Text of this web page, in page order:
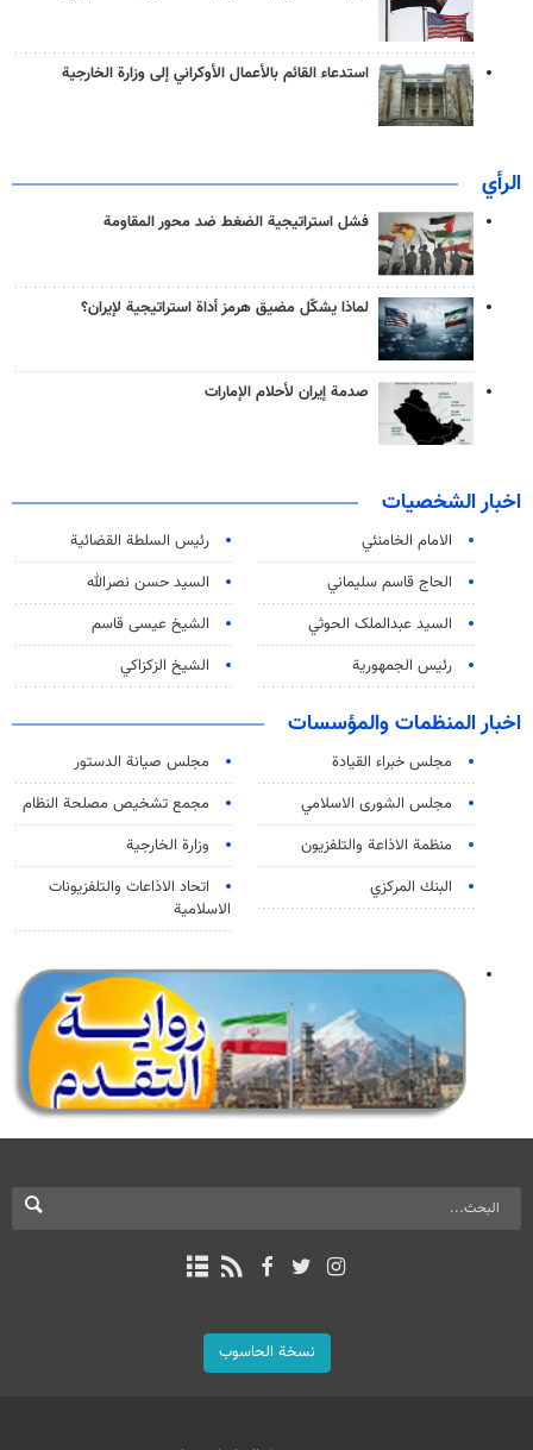
استدعاء القائم بالأعمال الأوكراني إلى وزارة الخارجية
الرأي
فشل استراتيجية الضغط ضد محور المقاومة
لماذا يشكّل مضيق هرمز أداة استراتيجية لإيران؟
صدمة إيران لأحلام الإمارات
اخبار الشخصيات
الامام الخامنئي
رئیس السلطة القضائیة
الحاج قاسم سليماني
السيد حسن نصرالله
السید عبدالملک الحوثي
الشيخ عيسى قاسم
رئيس الجمهورية
الشيخ الزكزاكي
اخبار المنظمات والمؤسسات
مجلس خبراء القيادة
مجلس صيانة الدستور
مجلس الشورى الاسلامي
مجمع تشخيص مصلحة النظام
منظمة الاذاعة والتلفزیون
وزارة الخارجية
البنك المركزي
اتحاد الاذاعات والتلفزيونات
الاسلامية
نسخة الحاسوب